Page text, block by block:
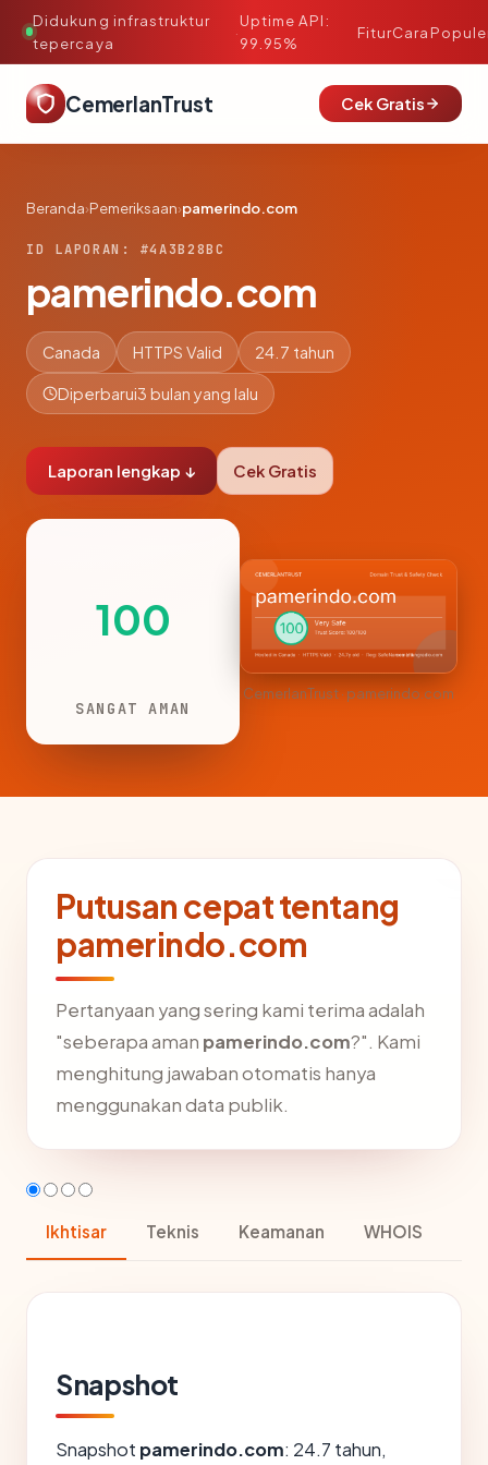
Didukung infrastruktur
tepercaya
·
Uptime API:
99.95%
FiturCara
CemerlanTrust Cek Gratis
Beranda›Pemeriksaan›pamerindo.com
ID LAPORAN: #4A3B28BC
pamerindo.com
Canada HTTPS Valid 24.7 tahun
Diperbarui3 bulan yang lalu
Laporan lengkap ↓ Cek Gratis
100
SANGAT AMAN
CemerlanTrust · pamerindo.com
Putusan cepat tentang
pamerindo.com
Pertanyaan yang sering kami terima adalah
"seberapa aman pamerindo.com?". Kami
menghitung jawaban otomatis hanya
menggunakan data publik.
Ikhtisar Teknis Keamanan WHOIS
Snapshot
Snapshot pamerindo.com: 24.7 tahun,